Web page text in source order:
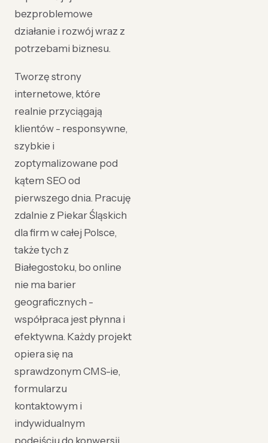
bezproblemowe
działanie i rozwój wraz z
potrzebami biznesu.
Tworzę strony
internetowe, które
realnie przyciągają
klientów - responsywne,
szybkie i
zoptymalizowane pod
kątem SEO od
pierwszego dnia. Pracuję
zdalnie z Piekar Śląskich
dla firm w całej Polsce,
także tych z
Białegostoku, bo online
nie ma barier
geograficznych -
współpraca jest płynna i
efektywna. Każdy projekt
opiera się na
sprawdzonym CMS-ie,
formularzu
kontaktowym i
indywidualnym
podejściu do konwersji